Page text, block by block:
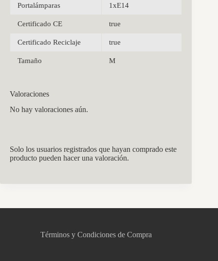
Portalámparas 1xE14
Certificado CE true
Certificado Reciclaje true
Tamaño M
Valoraciones
No hay valoraciones aún.
Solo los usuarios registrados que hayan comprado este
producto pueden hacer una valoración.
Términos y Condiciones de Compra
Asistente virtual · En línea